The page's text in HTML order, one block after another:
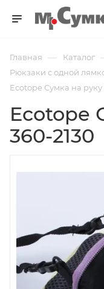
Главная — Каталог
Рюкзаки с одной
Ecotope Сумка на руку
Ecotope
360-2130